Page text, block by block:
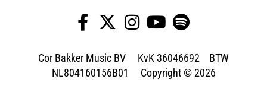
Cor Bakker Music BV KvK 36046692 BTW
NL804160156B01 Copyright © 2026